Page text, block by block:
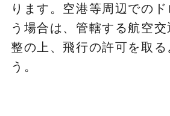
ります。空港等周辺での
う場合は、管轄する航空
整の上、飛行の許可を取る
う。